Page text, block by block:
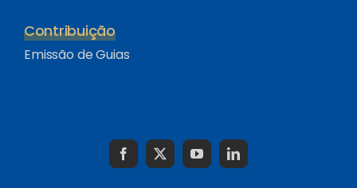
Contribuição
Emissão de Guias